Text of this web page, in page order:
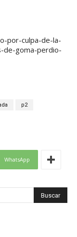
por-culpa-de-la-
de-goma-perdio-
p2
WhatsApp